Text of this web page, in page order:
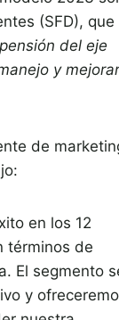
(SFD), que
del eje
y mejorar
de
en los 12
términos de
El segmento
y